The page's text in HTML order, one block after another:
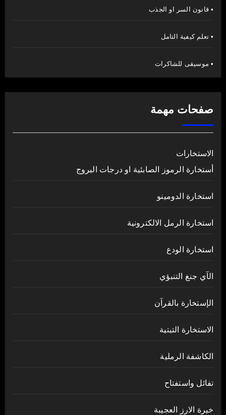
• قانون السر او الجذب
• تعلم كيفية التامل
• موسيقى للشاكرات
صفحات مهمة
الاستخارات
أستخارة الرموز الصابئية او درجات البروج
استخارة الدومينو
استخارة الرمل الالكترونية
استخارة الودع
الآي جنغ التنبؤي
الإستخارة بالقرآن
الاستخارة التبتية
الكاشفة الرملية
تفائل واستفتاح
خيرة الارز العجيبة